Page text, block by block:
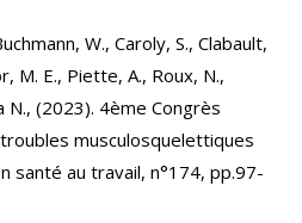
W., Caroly, S., Clabault,
M. E., Piette, A., Roux, N.,
N., (2023). 4ème Congrès
musculosquelettiques
santé au travail, n°174, pp.97-